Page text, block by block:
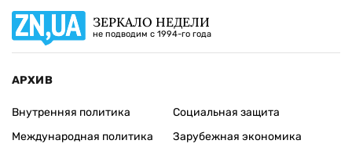
ЗЕРКАЛО НЕДЕЛИ
не подводим с 1994-го года
АРХИВ
Внутренняя политика
Международная политика
Социальная защита
Зарубежная экономика